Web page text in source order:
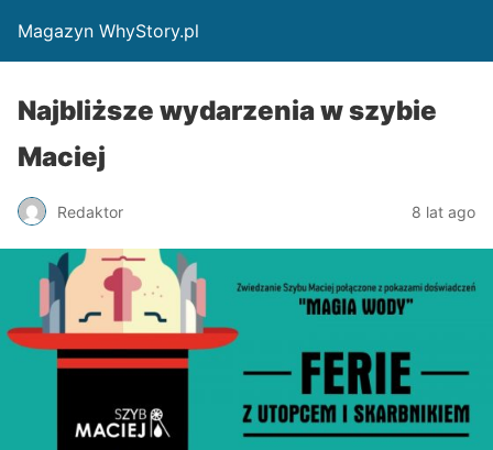
Magazyn WhyStory.pl
Najbliższe wydarzenia w szybie
Maciej
Redaktor 8 lat ago